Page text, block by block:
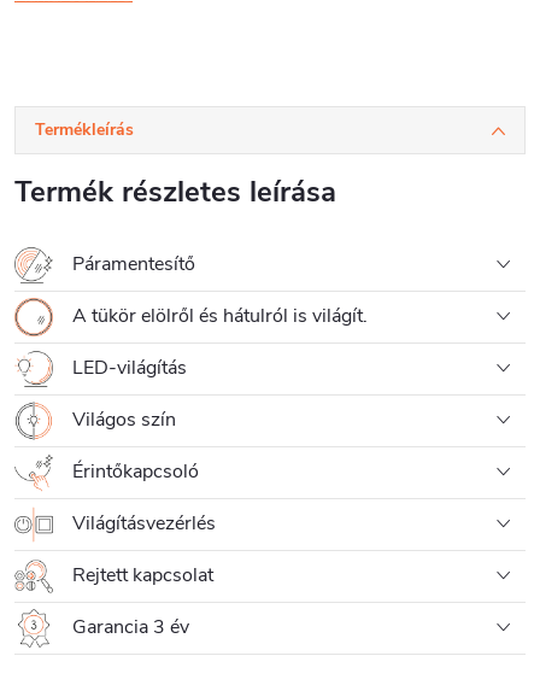
Termékleírás
Termék részletes leírása
Páramentesítő
A tükör elölről és hátulról is világít.
LED-világítás
Világos szín
Érintőkapcsoló
Világításvezérlés
Rejtett kapcsolat
Garancia 3 év